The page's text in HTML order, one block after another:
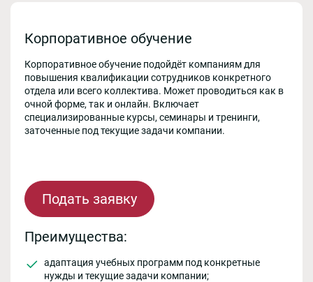
Корпоративное обучение
Корпоративное обучение подойдёт компаниям для
повышения квалификации сотрудников конкретного
отдела или всего коллектива. Может проводиться как в
очной форме, так и онлайн. Включает
специализированные курсы, семинары и тренинги,
заточенные под текущие задачи компании.
Подать заявку
Преимущества:
адаптация учебных программ под конкретные
нужды и текущие задачи компании;